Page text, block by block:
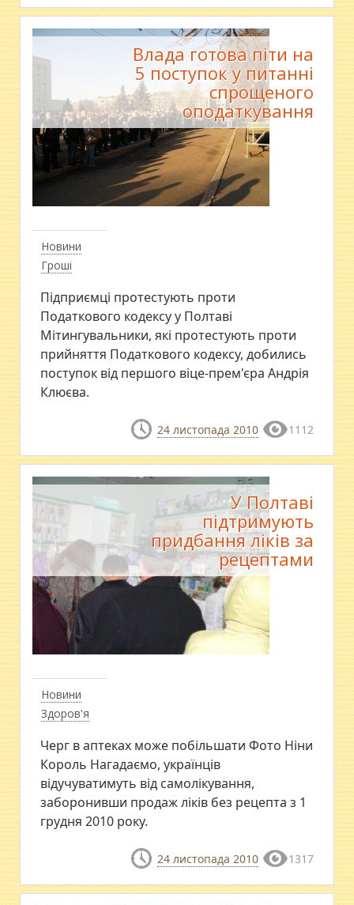
Новини
Гроші
Влада готова піти на
5 поступок у питанні
спрощеного
оподаткування
Підприємці протестують проти
Податкового кодексу у Полтаві
Мітингувальники, які протестують проти
прийняття Податкового кодексу, добились
поступок від першого віце-прем'єра Андрія
Клюєва.
24 листопада 2010 1112
Новини
Здоров'я
У Полтаві
підтримують
придбання ліків за
рецептами
Черг в аптеках може побільшати Фото Ніни
Король Нагадаємо, українців
відучуватимуть від самолікування,
заборонивши продаж ліків без рецепта з 1
грудня 2010 року.
24 листопада 2010 1317